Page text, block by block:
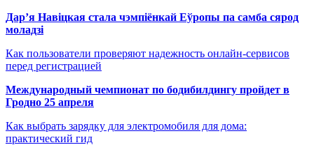
Дар’я Навіцкая стала чэмпіёнкай Еўропы па самба сярод
моладзі
Как пользователи проверяют надежность онлайн-сервисов
перед регистрацией
Международный чемпионат по бодибилдингу пройдет в
Гродно 25 апреля
Как выбрать зарядку для электромобиля для дома:
практический гид